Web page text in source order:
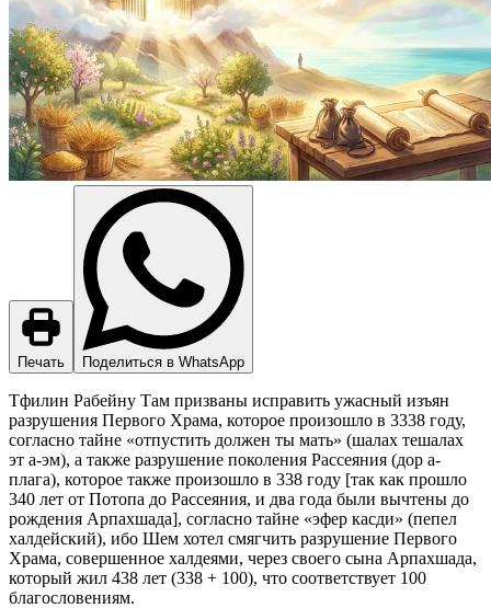
Печать Поделиться в WhatsApp
Тфилин Рабейну Там призваны исправить ужасный изъян
разрушения Первого Храма, которое произошло в 3338 году,
согласно тайне «отпустить должен ты мать» (шалах тешалах
эт а-эм), а также разрушение поколения Рассеяния (дор а-
плага), которое также произошло в 338 году [так как прошло
340 лет от Потопа до Рассеяния, и два года были вычтены до
рождения Арпахшада], согласно тайне «эфер касди» (пепел
халдейский), ибо Шем хотел смягчить разрушение Первого
Храма, совершенное халдеями, через своего сына Арпахшада,
который жил 438 лет (338 + 100), что соответствует 100
благословениям.